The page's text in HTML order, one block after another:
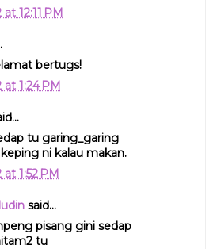
12:11 PM
bertugs!
at 1:24 PM
tu garing_garing
ni kalau makan.
at 1:52 PM
said...
pisang gini sedap
tu